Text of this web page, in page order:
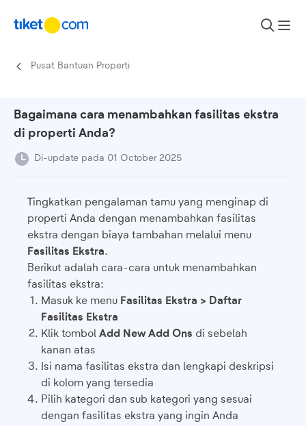
Pusat Bantuan Properti
Bagaimana cara menambahkan fasilitas ekstra
di properti Anda?
Di-update pada 01 October 2025
Tingkatkan pengalaman tamu yang menginap di
properti Anda dengan menambahkan fasilitas
ekstra dengan biaya tambahan melalui menu
Fasilitas Ekstra.
Berikut adalah cara-cara untuk menambahkan
fasilitas ekstra:
Masuk ke menu Fasilitas Ekstra > Daftar
Fasilitas Ekstra
Klik tombol Add New Add Ons di sebelah
kanan atas
Isi nama fasilitas ekstra dan lengkapi deskripsi
di kolom yang tersedia
Pilih kategori dan sub kategori yang sesuai
dengan fasilitas ekstra yang ingin Anda